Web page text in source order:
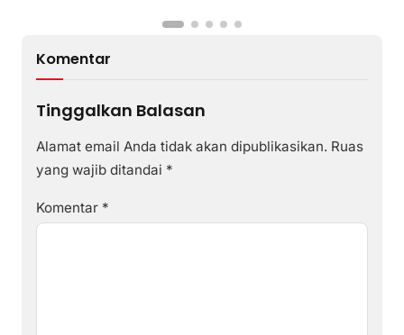
Komentar
Tinggalkan Balasan
Alamat email Anda tidak akan dipublikasikan. Ruas
yang wajib ditandai *
Komentar *